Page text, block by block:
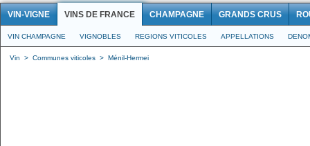
VIN-VIGNE VINS DE FRANCE CHAMPAGNE GRANDS CRUS
VIN CHAMPAGNE VIGNOBLES REGIONS VITICOLES APPELLATIONS
Vin > Communes viticoles > Ménil-Hermei